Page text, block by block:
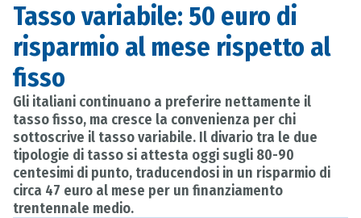
Tasso variabile: 50 euro di
risparmio al mese rispetto al
fisso
Gli italiani continuano a preferire nettamente il
tasso fisso, ma cresce la convenienza per chi
sottoscrive il tasso variabile. Il divario tra le due
tipologie di tasso si attesta oggi sugli 80-90
centesimi di punto, traducendosi in un risparmio di
circa 47 euro al mese per un finanziamento
trentennale medio.